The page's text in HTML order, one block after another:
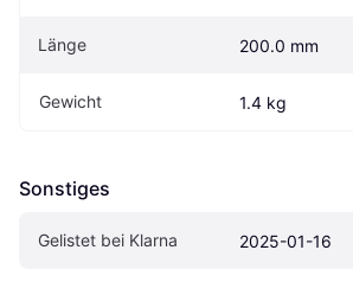
Länge 200.0 mm
Gewicht 1.4 kg
Sonstiges
Gelistet bei Klarna 2025-01-16